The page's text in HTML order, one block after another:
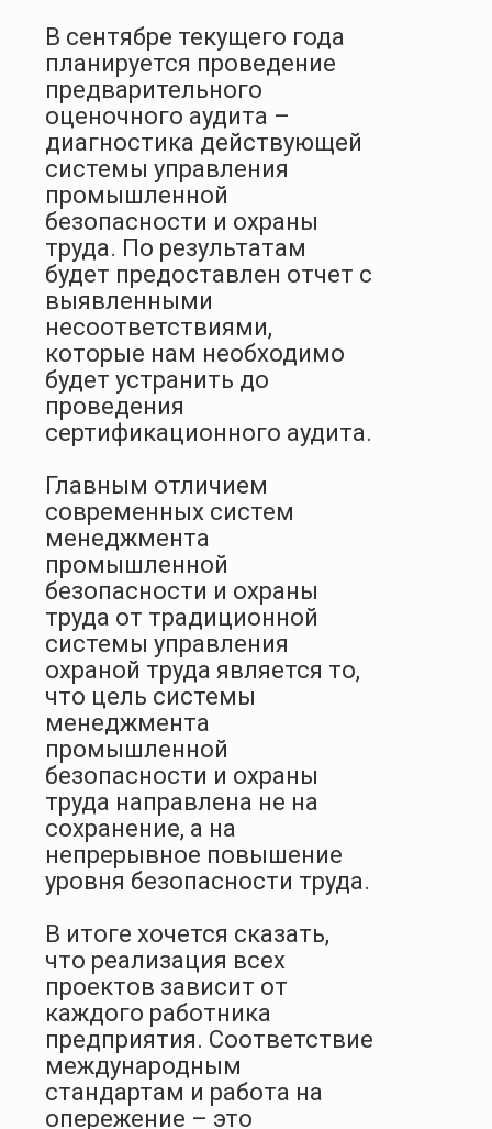
В сентябре текущего года
планируется проведение
предварительного
оценочного аудита –
диагностика действующей
системы управления
промышленной
безопасности и охраны
труда. По результатам
будет предоставлен отчет с
выявленными
несоответствиями,
которые нам необходимо
будет устранить до
проведения
сертификационного аудита.
Главным отличием
современных систем
менеджмента
промышленной
безопасности и охраны
труда от традиционной
системы управления
охраной труда является то,
что цель системы
менеджмента
промышленной
безопасности и охраны
труда направлена не на
сохранение, а на
непрерывное повышение
уровня безопасности труда.
В итоге хочется сказать,
что реализация всех
проектов зависит от
каждого работника
предприятия. Соответствие
международным
стандартам и работа на
опережение – это